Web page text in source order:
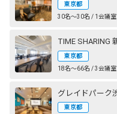
東京都
30名〜30名 / 1会議室
東京都
18名〜66名 / 3会議室
東京都